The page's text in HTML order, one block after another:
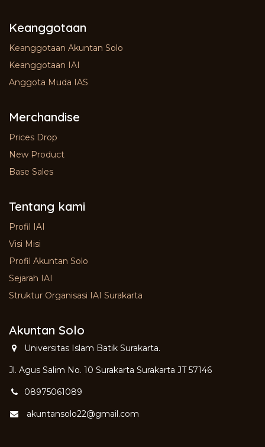
Keanggotaan
Keanggotaan Akuntan Solo
Keanggotaan IAI
Anggota Muda IAS
Merchandise
Prices Drop
New Product
Base Sales
Tentang kami
Profil IAI
Visi Misi
Profil Akuntan Solo
Sejarah IAI
Struktur Organisasi IAI Surakarta
Akuntan Solo
Universitas Islam Batik Surakarta.
Jl. Agus Salim No. 10 Surakarta Surakarta JT 57146
08975061089
akuntansolo22@gmail.com